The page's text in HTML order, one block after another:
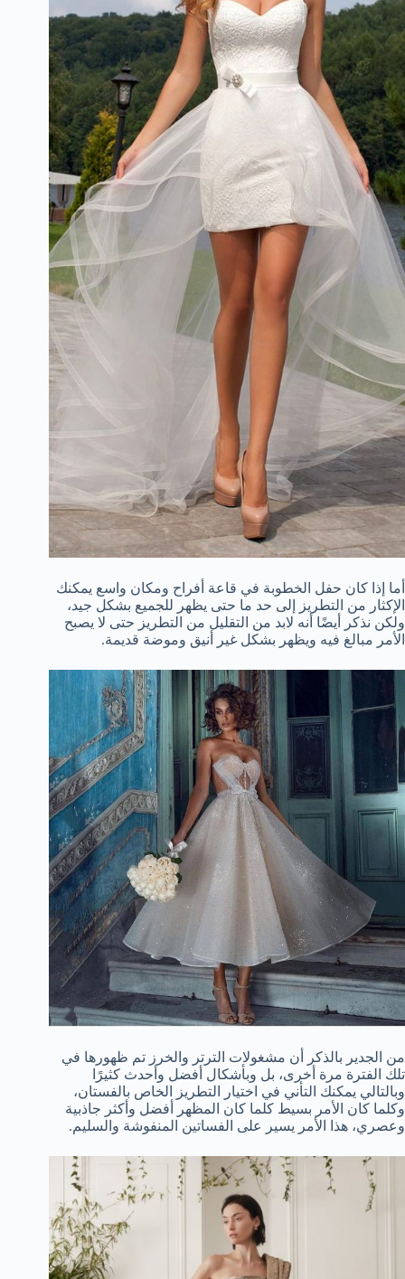
أما إذا كان حفل الخطوبة في قاعة أفراح ومكان واسع يمكنك
الإكثار من التطريز إلى حد ما حتى يظهر للجميع بشكل جيد،
ولكن نذكر أيضًا أنه لابد من التقليل من التطريز حتى لا يصبح
الأمر مبالغ فيه ويظهر بشكل غير أنيق وموضة قديمة.
من الجدير بالذكر أن مشغولات الترتر والخرز تم ظهورها في
تلك الفترة مرة أخرى، بل وبأشكال أفضل وأحدث كثيرًا
وبالتالي يمكنك التأني في اختيار التطريز الخاص بالفستان،
وكلما كان الأمر بسيط كلما كان المظهر أفضل وأكثر جاذبية
وعصري، هذا الأمر يسير على الفساتين المنفوشة والسليم.